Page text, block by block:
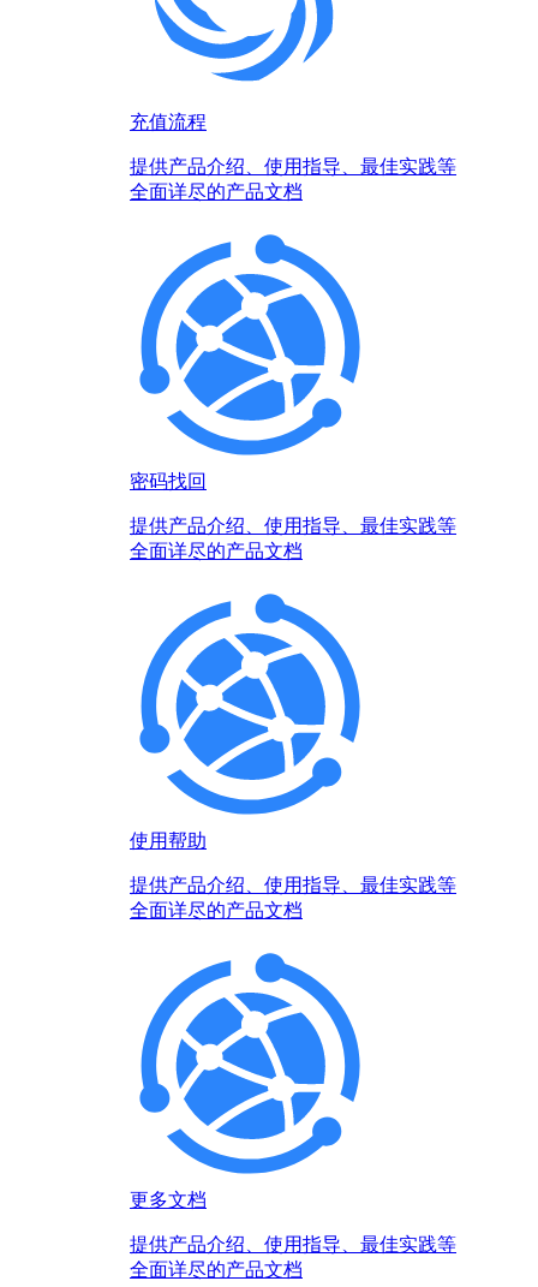
充值流程
提供产品介绍、使用指导、最佳实践等
全面详尽的产品文档
密码找回
提供产品介绍、使用指导、最佳实践等
全面详尽的产品文档
使用帮助
提供产品介绍、使用指导、最佳实践等
全面详尽的产品文档
更多文档
提供产品介绍、使用指导、最佳实践等
全面详尽的产品文档